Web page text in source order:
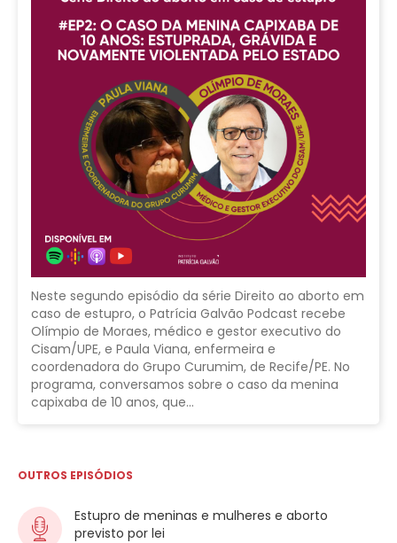
Neste segundo episódio da série Direito ao aborto em
caso de estupro, o Patrícia Galvão Podcast recebe
Olímpio de Moraes, médico e gestor executivo do
Cisam/UPE, e Paula Viana, enfermeira e
coordenadora do Grupo Curumim, de Recife/PE. No
programa, conversamos sobre o caso da menina
capixaba de 10 anos, que…
OUTROS EPISÓDIOS
Estupro de meninas e mulheres e aborto
previsto por lei